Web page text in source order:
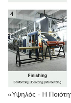
«Υψηλός - Η